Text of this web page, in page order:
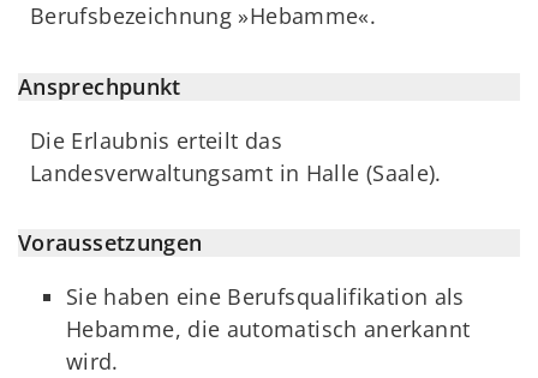
Berufsbezeichnung »Hebamme«.
Ansprechpunkt
Die Erlaubnis erteilt das
Landesverwaltungsamt in Halle (Saale).
Voraussetzungen
Sie haben eine Berufsqualifikation als
Hebamme, die automatisch anerkannt
wird.